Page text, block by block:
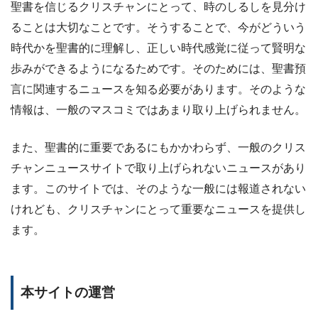
聖書を信じるクリスチャンにとって、時のしるしを見分け
ることは大切なことです。そうすることで、今がどういう
時代かを聖書的に理解し、正しい時代感覚に従って賢明な
歩みができるようになるためです。そのためには、聖書預
言に関連するニュースを知る必要があります。そのような
情報は、一般のマスコミではあまり取り上げられません。
また、聖書的に重要であるにもかかわらず、一般のクリス
チャンニュースサイトで取り上げられないニュースがあり
ます。このサイトでは、そのような一般には報道されない
けれども、クリスチャンにとって重要なニュースを提供し
ます。
本サイトの運営